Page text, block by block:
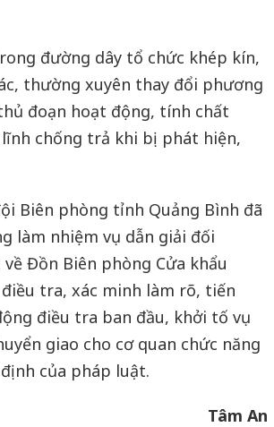
đường dây tổ chức khép kín,
thường xuyên thay đổi phương
đoạn hoạt động, tính chất
chống trả khi bị phát hiện,
Biên phòng tỉnh Quảng Bình đã
làm nhiệm vụ dẫn giải đối
Đồn Biên phòng Cửa khẩu
điều tra, xác minh làm rõ, tiến
điều tra ban đầu, khởi tố vụ
giao cho cơ quan chức năng
của pháp luật.
Tâm An